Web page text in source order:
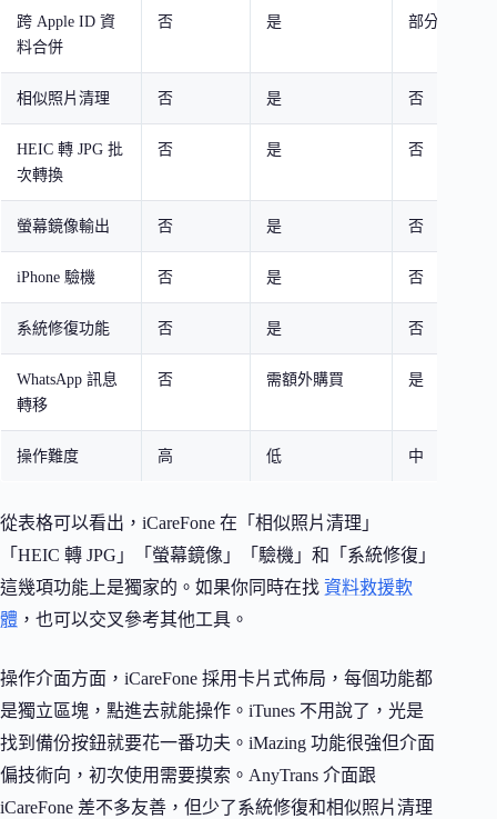
跨 Apple ID 資
料合併
否 是 部分
相似照片清理 否 是 否
HEIC 轉 JPG 批
次轉換
否 是 否
螢幕鏡像輸出 否 是 否
iPhone 驗機 否 是 否
系統修復功能 否 是 否
WhatsApp 訊息
轉移
否 需額外購買 是
操作難度 高 低 中
從表格可以看出，iCareFone 在「相似照片清理」
「HEIC 轉 JPG」「螢幕鏡像」「驗機」和「系統修復」
這幾項功能上是獨家的。如果你同時在找 資料救援軟
體 ，也可以交叉參考其他工具。
操作介面方面，iCareFone 採用卡片式佈局，每個功能都
是獨立區塊，點進去就能操作。iTunes 不用說了，光是
找到備份按鈕就要花一番功夫。iMazing 功能很強但介面
偏技術向，初次使用需要摸索。AnyTrans 介面跟
iCareFone 差不多友善，但少了系統修復和相似照片清理